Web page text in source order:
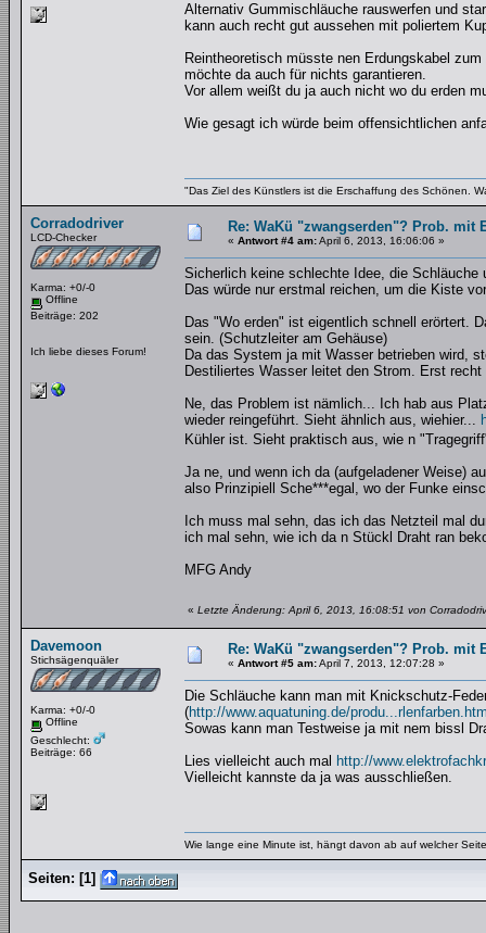
Alternativ Gummischläuche rauswerfen und
kann auch recht gut aussehen mit poliertem
Reintheoretisch müsste nen Erdungskabel
möchte da auch für nichts garantieren.
Vor allem weißt du ja auch nicht wo du erden
Wie gesagt ich würde beim offensichtlichen
"Das Ziel des Künstlers ist die Erschaffung des Schönen.
Corradodriver
LCD-Checker
Karma: +0/-0
Offline
Beiträge: 202
Ich liebe dieses Forum!
Re: WaKü "zwangserden"? Prob. mit
« Antwort #4 am:April 6, 2013, 16:06:06 »
Sicherlich keine schlechte Idee, die Schläuche
Das würde nur erstmal reichen, um die Kiste
Das "Wo erden" ist eigentlich schnell erörtert.
sein. (Schutzleiter am Gehäuse)
Da das System ja mit Wasser betrieben wird,
Destiliertes Wasser leitet den Strom. Erst
Ne, das Problem ist nämlich... Ich hab aus
wieder reingeführt. Sieht ähnlich aus, wiehier...
Kühler ist. Sieht praktisch aus, wie n
Ja ne, und wenn ich da (aufgeladener Weise)
also Prinzipiell Sche***egal, wo der Funke
Ich muss mal sehn, das ich das Netzteil mal
ich mal sehn, wie ich da n Stückl Draht ran
MFG Andy
« Letzte Änderung: April 6, 2013, 16:08:51 von
Davemoon
Stichsägenquäler
Karma: +0/-0
Offline
Geschlecht:
Beiträge: 66
Re: WaKü "zwangserden"? Prob. mit
« Antwort #5 am:April 7, 2013, 12:07:28 »
Die Schläuche kann man mit Knickschutz-
(http://www.aquatuning.de/
Sowas kann man Testweise ja mit nem bissl
Lies vielleicht auch mal http://
Vielleicht kannste da ja was ausschließen.
Wie lange eine Minute ist, hängt davon ab auf welcher
Seiten: [1]